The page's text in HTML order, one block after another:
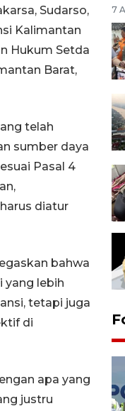
Sudarso,
Kalimantan
Hukum Setda
Barat,
telah
sumber daya
Pasal 4
diatur
bahwa
yang lebih
tetapi juga
di
apa yang
justru
7